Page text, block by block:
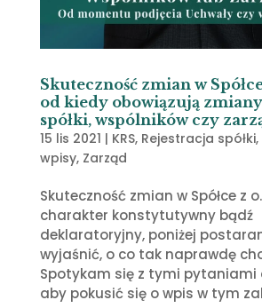
Skuteczność zmian w
od kiedy obowiązują
spółki, wspólników czy
15 lis 2021 | KRS, Rejestracja spółki,
wpisy, Zarząd
Skuteczność zmian w Spółce z
charakter konstytutywny bądź
deklaratoryjny, poniżej
wyjaśnić, o co tak naprawdę
Spotykam się z tymi pytaniami
aby pokusić się o wpis w tym